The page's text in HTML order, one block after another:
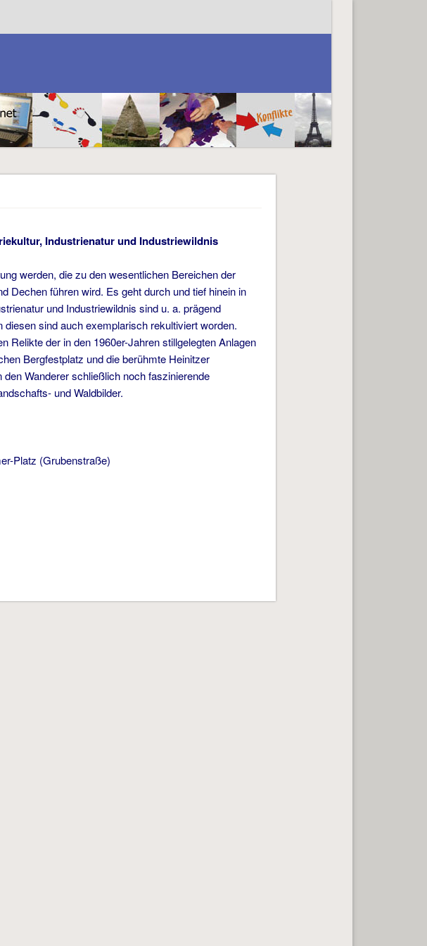
Industrienatur und Industriewildnis
werden, die zu den wesentlichen Bereichen der
Dechen führen wird. Es geht durch und tief hinein in
und Industriewildnis sind u. a. prägend
sind auch exemplarisch rekultiviert worden.
Relikte der in den 1960er-Jahren stillgelegten Anlagen
Bergfestplatz und die berühmte Heinitzer
Wanderer schließlich noch faszinierende
und Waldbilder.
Platz (Grubenstraße)